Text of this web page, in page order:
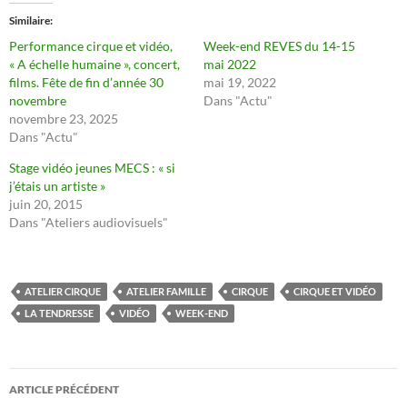
Similaire
Performance cirque et vidéo,
« A échelle humaine », concert,
films. Fête de fin d’année 30
novembre
novembre 23, 2025
Dans "Actu"
Week-end REVES du 14-15
mai 2022
mai 19, 2022
Dans "Actu"
Stage vidéo jeunes MECS : « si
j’étais un artiste »
juin 20, 2015
Dans "Ateliers audiovisuels"
ATELIER CIRQUE ATELIER FAMILLE CIRQUE
CIRQUE ET VIDÉO
LA TENDRESSE
VIDÉO WEEK-END
Navigation
ARTICLE PRÉCÉDENT